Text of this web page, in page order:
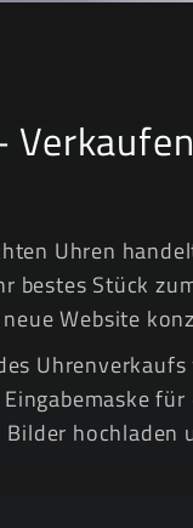
Uhren
bestes Stück
Website